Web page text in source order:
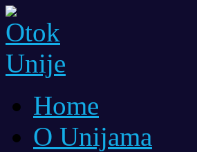
Home
O Unijama